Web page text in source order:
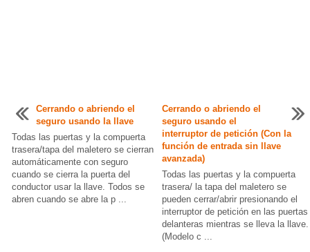
Cerrando o abriendo el
seguro usando la llave
Todas las puertas y la compuerta
trasera/tapa del maletero se cierran
automáticamente con seguro
cuando se cierra la puerta del
conductor usar la llave. Todos se
abren cuando se abre la p ...
Cerrando o abriendo el
seguro usando el
interruptor de petición (Con la
función de entrada sin llave
avanzada)
Todas las puertas y la compuerta
trasera/ la tapa del maletero se
pueden cerrar/abrir presionando el
interruptor de petición en las puertas
delanteras mientras se lleva la llave.
(Modelo c ...